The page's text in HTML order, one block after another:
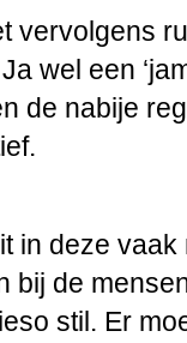
vervolgens
wel een
de nabije
in deze
bij de
stil. Er